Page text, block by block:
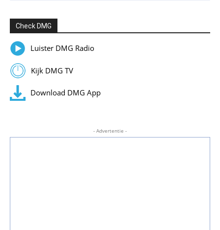
Check DMG
Luister DMG Radio
Kijk DMG TV
Download DMG App
- Advertentie -